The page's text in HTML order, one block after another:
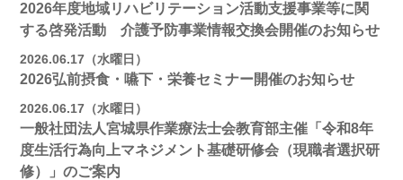
2026年度地域リハビリテーション活動支援事業等に関
する啓発活動 介護予防事業情報交換会開催のお知らせ
2026.06.17（水曜日）
2026弘前摂食・嚥下・栄養セミナー開催のお知らせ
2026.06.17（水曜日）
一般社団法人宮城県作業療法士会教育部主催「令和8年
度生活行為向上マネジメント基礎研修会（現職者選択研
修）」のご案内